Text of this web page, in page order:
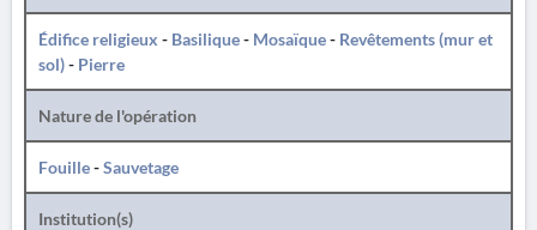
Édifice religieux - Basilique- Mosaïque- Revêtements (mur et
sol)- Pierre
Nature de l'opération
Fouille-Sauvetage
Institution(s)